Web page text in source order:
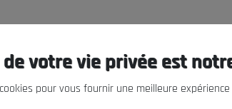
Informations
de votre vie privée est
pour vous fournir une meilleure